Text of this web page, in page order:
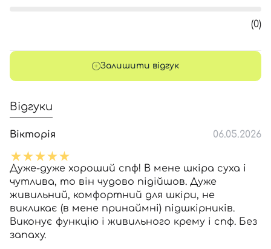
(0)
Залишити відгук
Відгуки
Вікторія 06.05.2026
Дуже-дуже хороший спф! В мене шкіра суха і
чутлива, то він чудово підійшов. Дуже
живильний, комфортний для шкіри, не
викликає (в мене принаймні) підшкірників.
Виконує функцію і живильного крему і спф. Без
запаху.